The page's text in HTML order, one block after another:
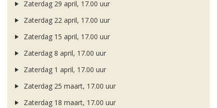
Zaterdag 29 april, 17.00 uur
Zaterdag 22 april, 17.00 uur
Zaterdag 15 april, 17.00 uur
Zaterdag 8 april, 17.00 uur
Zaterdag 1 april, 17.00 uur
Zaterdag 25 maart, 17.00 uur
Zaterdag 18 maart, 17.00 uur